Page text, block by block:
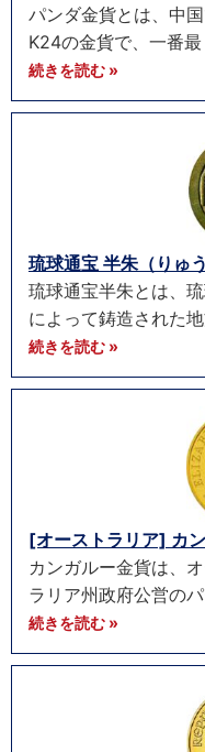
パンダ金貨とは、中
K24の金貨で、一番最
続きを読む »
琉球通宝 半朱（りゅ
琉球通宝半朱とは、
によって鋳造された
続きを読む »
[オーストラリア] カ
カンガルー金貨は、
ラリア州政府公営の
続きを読む »